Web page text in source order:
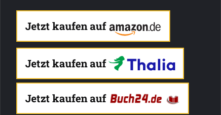
Jetzt kaufen auf
Jetzt kaufen auf
Jetzt kaufen auf